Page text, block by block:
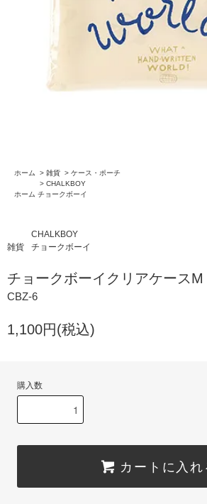
ホーム > 雑貨 > ケース・ポーチ
ホーム
> CHALKBOY
チョークボーイ
雑貨
CHALKBOY
チョークボーイ
チョークボーイクリアケースM
CBZ-6
1,100円(税込)
購入数
カートに入れ